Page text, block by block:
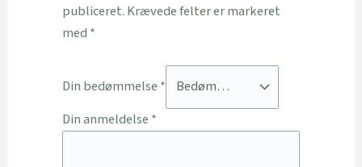
publiceret. Krævede felter er markeret
med *
Din bedømmelse *
Din anmeldelse *